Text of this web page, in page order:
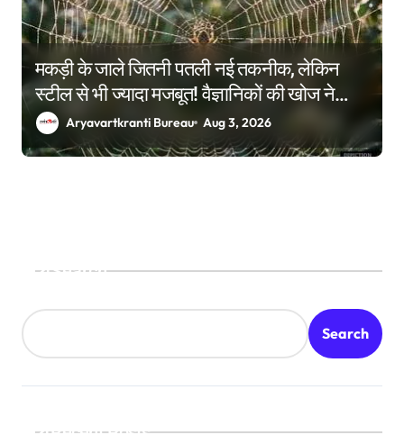
मकड़ी के जाले जितनी पतली नई तकनीक, लेकिन
स्टील से भी ज्यादा मजबूत! वैज्ञानिकों की खोज ने
बढ़ाई उम्मीदें
Aryavartkranti Bureau Aug 3, 2026
Search
Search
Recent Posts